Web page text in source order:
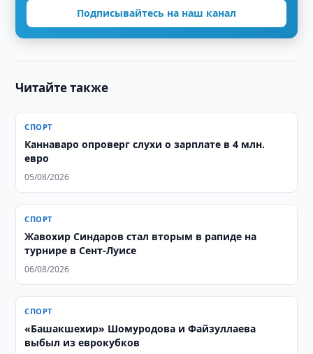
Подписывайтесь на наш канал
Читайте также
СПОРТ
Каннаваро опроверг слухи о зарплате в 4 млн.
евро
05/08/2026
СПОРТ
Жавохир Синдаров стал вторым в рапиде на
турнире в Сент-Луисе
06/08/2026
СПОРТ
«Башакшехир» Шомуродова и Файзуллаева
выбыл из еврокубков